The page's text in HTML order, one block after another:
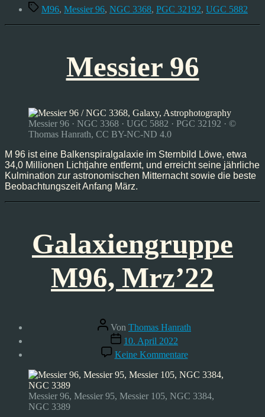
Schlagwörter
M96, Messier 96, NGC 3368, PGC 32192, UGC 5882
Messier 96
Messier 96 · NGC 3368 · UGC 5882 · PGC 32192 · ©
Thomas Hanrath, CC BY-NC-ND 4.0
M 96 ist eine Balkenspiralgalaxie im Sternbild Löwe, etwa
34,0 Millionen Lichtjahre entfernt, und erreicht seine jährliche
Kulmination zur astronomischen Mitternacht sowie die beste
Beobachtungszeit Anfang März.
Galaxiengruppe
M96, Mrz’22
Beitragsautor
Von Thomas Hanrath
Veröffentlichungsdatum
10. April 2022
Keine Kommentarezu
Galaxiengruppe
M96,
Messier 96, Messier 95, Messier 105, NGC 3384,
NGC 3389